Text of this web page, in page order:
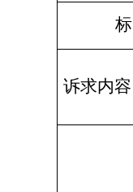
标
诉求内容